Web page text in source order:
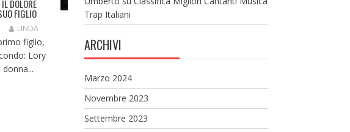
DOLORE
FIGLIO
LINDA
figlio,
Lory
Trap Italiani
ARCHIVI
Marzo 2024
Novembre 2023
Settembre 2023